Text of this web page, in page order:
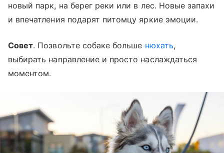
новый парк, на берег реки или в лес. Новые запахи
и впечатления подарят питомцу яркие эмоции.
Совет. Позвольте собаке больше нюхать,
выбирать направление и просто наслаждаться
моментом.